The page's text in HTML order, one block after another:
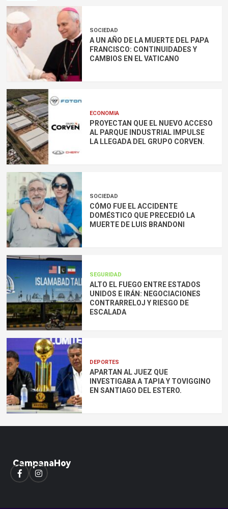
SOCIEDAD
A UN AÑO DE LA MUERTE DEL PAPA
FRANCISCO: CONTINUIDADES Y
CAMBIOS EN EL VATICANO
ECONOMIA
PROYECTAN QUE EL NUEVO ACCESO
AL PARQUE INDUSTRIAL IMPULSE
LA LLEGADA DEL GRUPO CORVEN.
SOCIEDAD
CÓMO FUE EL ACCIDENTE
DOMÉSTICO QUE PRECEDIÓ LA
MUERTE DE LUIS BRANDONI
SEGURIDAD
ALTO EL FUEGO ENTRE ESTADOS
UNIDOS E IRÁN: NEGOCIACIONES
CONTRARRELOJ Y RIESGO DE
ESCALADA
DEPORTES
APARTAN AL JUEZ QUE
INVESTIGABA A TAPIA Y TOVIGGINO
EN SANTIAGO DEL ESTERO.
FacebookInstagram